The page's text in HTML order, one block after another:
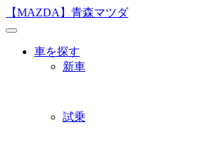
Skip
content
【MAZDA】青森マツダ
車を探す
新車
試乗